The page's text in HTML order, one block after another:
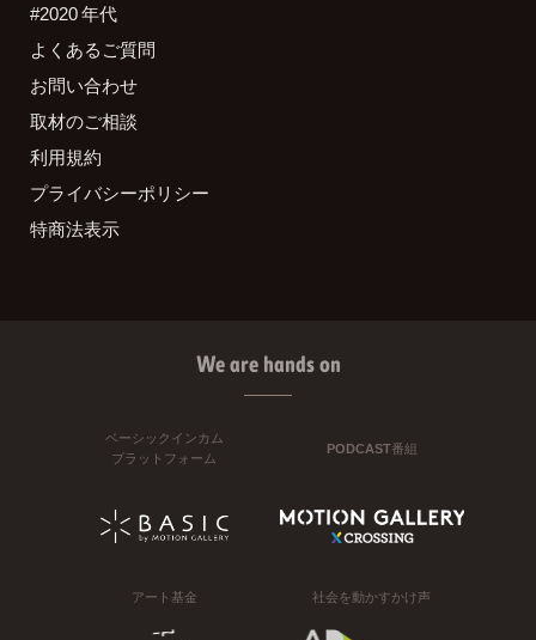
#2020 年代
よくあるご質問
お問い合わせ
取材のご相談
利用規約
プライバシーポリシー
特商法表示
We are hands on
ベーシックインカム
プラットフォーム
PODCAST番組
アート基金 社会を動かすかけ声